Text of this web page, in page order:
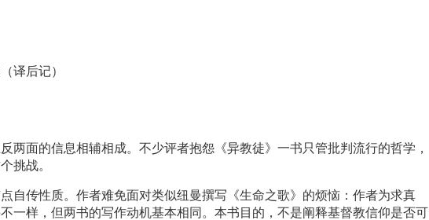
译后记）
两面的信息相辅相成。不少评者抱怨《异教徒》一书只管批判流行的哲学，
挑战。
自传性质。作者难免面对类似纽曼撰写《生命之歌》的烦恼：作者为求真
一样，但两书的写作动机基本相同。本书目的，不是阐释基督教信仰是否可